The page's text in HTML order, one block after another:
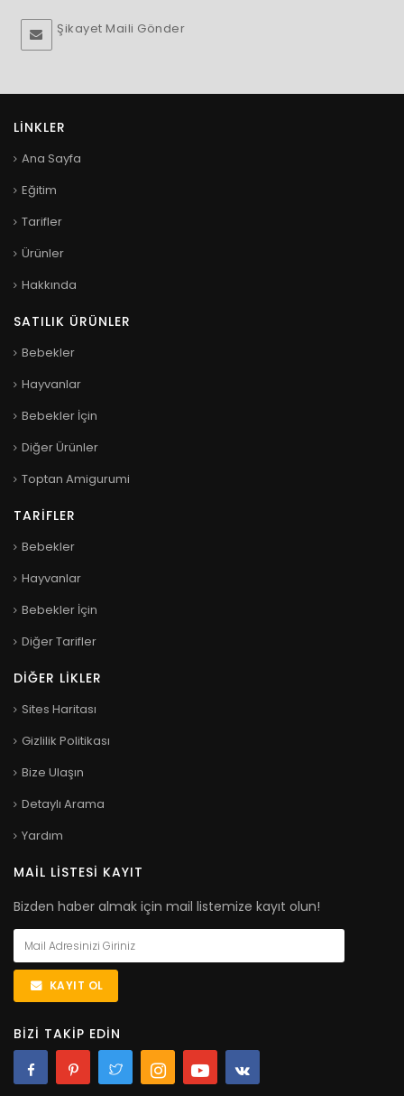
Şikayet Maili Gönder
LINKLER
Ana Sayfa
Eğitim
Tarifler
Ürünler
Hakkında
SATILIK ÜRÜNLER
Bebekler
Hayvanlar
Bebekler İçin
Diğer Ürünler
Toptan Amigurumi
TARIFLER
Bebekler
Hayvanlar
Bebekler İçin
Diğer Tarifler
DIĞER LIKLER
Sites Haritası
Gizlilik Politikası
Bize Ulaşın
Detaylı Arama
Yardım
MAIL LISTESI KAYIT
Bizden haber almak için mail listemize kayıt olun!
KAYIT OL
BIZI TAKIP EDIN